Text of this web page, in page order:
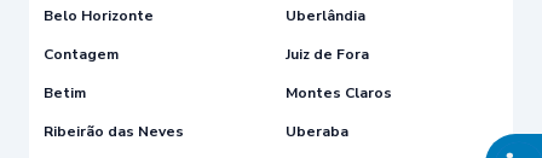
Belo Horizonte
Uberlândia
Contagem
Juiz de Fora
Betim
Montes Claros
Ribeirão das Neves
Uberaba